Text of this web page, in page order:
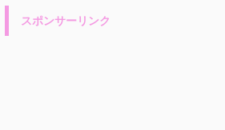
スポンサーリンク